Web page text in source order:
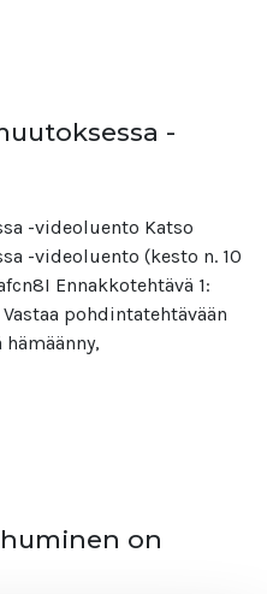
-
-videoluento Katso
-videoluento (kesto n. 10
Ennakkotehtävä 1:
pohdintatehtävään
on